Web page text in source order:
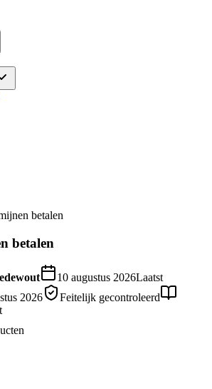
betalen
betalen
10 augustus 2026Laatst
2026
Feitelijk gecontroleerd